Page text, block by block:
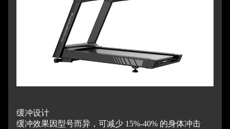
缓冲设计
缓冲效果因型号而异，可减少 15%-40% 的身体冲击